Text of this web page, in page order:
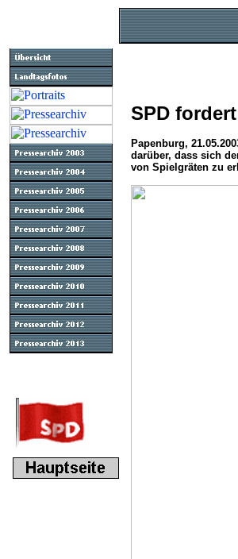
SPD
Papenburg,
darüber, dass sich
von Spielgräten zu